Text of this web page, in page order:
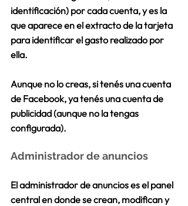
identificación) por cada cuenta, y es la
que aparece en el extracto de la tarjeta
para identificar el gasto realizado por
ella.
Aunque no lo creas, si tenés una cuenta
de Facebook, ya tenés una cuenta de
publicidad (aunque no la tengas
configurada).
Administrador de anuncios
El administrador de anuncios es el panel
central en donde se crean, modifican y